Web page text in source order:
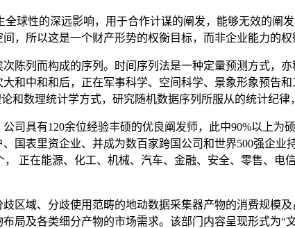
性的深远影响，用于合作计谋的阐发，能够无效的阐
，所以这是一个财产形势的权衡目标，而非企业能力的权
列而构成的序列。时间序列法是一种定量预测方式，亦
和中和和后，正在军事科学、空间科学、景象形象预告
和数理统计学方式，研究随机数据序列所服从的统计纪律
具有120余位经验丰硕的优良阐发师，此中90%以上为
国表里资企业、并成为数百家跨国公司和世界500强企业
正在能源、化工、机械、汽车、金融、安全、零售、电
域、分歧使用范畴的地动数据采集器产物的消费规模
及各类细分产物的市场需求。该部门内容呈现形式为“